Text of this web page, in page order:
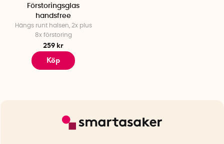
Förstoringsglas
handsfree
Hängs runt halsen, 2x plus
8x förstoring
259 kr
Köp